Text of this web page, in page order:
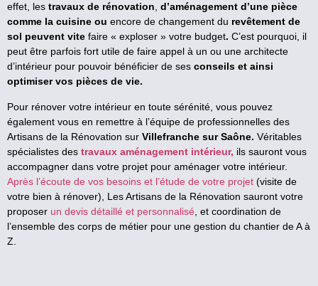
effet, les travaux de rénovation, d’aménagement d’une pièce
comme la cuisine ou encore de changement du revêtement de
sol peuvent vite faire « exploser » votre budget. C’est pourquoi, il
peut être parfois fort utile de faire appel à un ou une architecte
d’intérieur pour pouvoir bénéficier de ses conseils et ainsi
optimiser vos pièces de vie.
Pour rénover votre intérieur en toute sérénité, vous pouvez
également vous en remettre à l’équipe de professionnelles des
Artisans de la Rénovation sur Villefranche sur Saône. Véritables
spécialistes des travaux aménagement intérieur, ils sauront vous
accompagner dans votre projet pour aménager votre intérieur.
Après l’écoute de vos besoins et l’étude de votre projet (visite de
votre bien à rénover), Les Artisans de la Rénovation sauront votre
proposer un devis détaillé et personnalisé , et coordination de
l’ensemble des corps de métier pour une gestion du chantier de A à
Z.